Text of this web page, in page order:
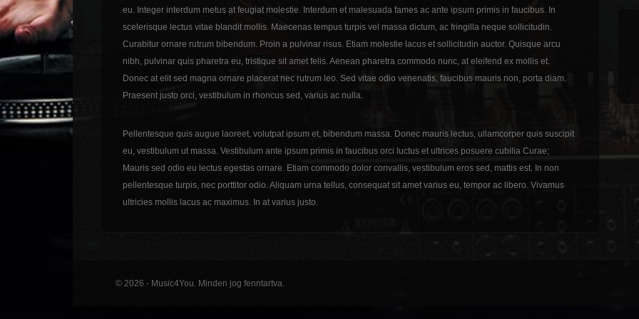
eu. Integer interdum metus at feugiat molestie. Interdum et malesuada fames ac ante ipsum primis in faucibus. In
scelerisque lectus vitae blandit mollis. Maecenas tempus turpis vel massa dictum, ac fringilla neque sollicitudin.
Curabitur ornare rutrum bibendum. Proin a pulvinar risus. Etiam molestie lacus et sollicitudin auctor. Quisque arcu
nibh, pulvinar quis pharetra eu, tristique sit amet felis. Aenean pharetra commodo nunc, at eleifend ex mollis et.
Donec at elit sed magna ornare placerat nec rutrum leo. Sed vitae odio venenatis, faucibus mauris non, porta diam.
Praesent justo orci, vestibulum in rhoncus sed, varius ac nulla.
Pellentesque quis augue laoreet, volutpat ipsum et, bibendum massa. Donec mauris lectus, ullamcorper quis suscipit
eu, vestibulum ut massa. Vestibulum ante ipsum primis in faucibus orci luctus et ultrices posuere cubilia Curae;
Mauris sed odio eu lectus egestas ornare. Etiam commodo dolor convallis, vestibulum eros sed, mattis est. In non
pellentesque turpis, nec porttitor odio. Aliquam urna tellus, consequat sit amet varius eu, tempor ac libero. Vivamus
ultricies mollis lacus ac maximus. In at varius justo.
© 2026 - Music4You. Minden jog fenntartva.